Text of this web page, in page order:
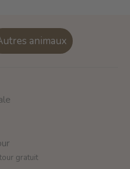
animaux
gratuit